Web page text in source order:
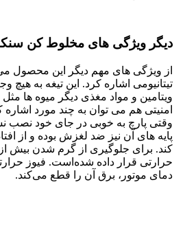
دیگر ویژگی های مخلوط کن سنکور
از ویژگی های مهم دیگر این محصول
تیتانیومی اشاره کرد. این تیغه به
ویتامین و مواد مغذی دیگر میوه ها
امنیتی هم می توان به چند مورد
وقتی پارچ به خوبی در جای خود نصب
پایه های آن نیز ضد لغزش بوده و از
کند. برای جلوگیری از گرم شدن بیش از
حرارتی قرار داده شده‌است. فیوز
دمای موتور، برق آن را قطع می‌کند.